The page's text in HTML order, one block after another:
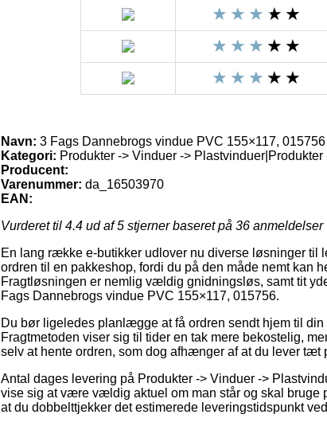
Navn: 3 Fags Dannebrogs vindue PVC 155×117, 015756
Kategori: Produkter -> Vinduer ->
Producent:
Varenummer: da_16503970
EAN:
Vurderet til 4.4 ud af 5 stjerner baseret på 36 anmeldelser
En lang række e-butikker udlover nu diverse løsninger til
ordren til en pakkeshop, fordi du på den måde nemt kan
Fragtløsningen er nemlig vældig gnidningsløs, samt tit
Fags Dannebrogs vindue PVC 155×117, 015756.
Du bør ligeledes planlægge at få ordren sendt hjem til
Fragtmetoden viser sig til tider en tak mere bekostelig,
selv at hente ordren, som dog afhænger af at du lever tæt
Antal dages levering på Produkter -> Vinduer ->
vise sig at være vældig aktuel om man står og skal bruge
at du dobbelttjekker det estimerede leveringstidspunkt